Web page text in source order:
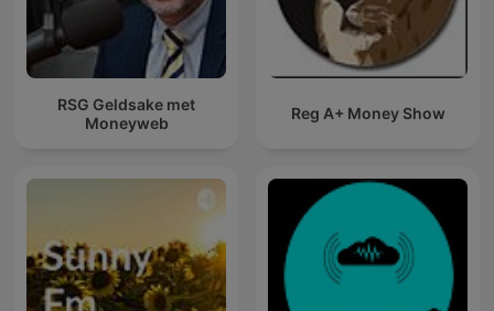
RSG Geldsake met
Moneyweb
Reg A+ Money Show